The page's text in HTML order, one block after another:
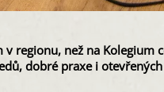
regionu, než na Kolegium
dobré praxe i